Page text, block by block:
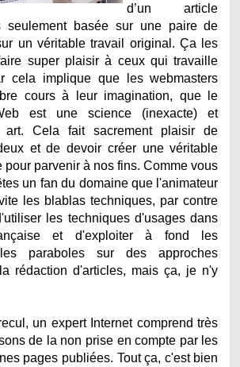
d’un article
seulement basée sur une paire de
un véritable travail original. Ça les
super plaisir à ceux qui travaille
cela implique que les webmasters
cours à leur imagination, que le
est une science (inexacte) et
art. Cela fait sacrement plaisir de
et de devoir créer une véritable
pour parvenir à nos fins. Comme vous
un fan du domaine que l'animateur
les blablas techniques, par contre
les techniques d'usages dans
et d'exploiter à fond les
paraboles sur des approches
rédaction d'articles, mais ça, je n'y
un expert Internet comprend très
de la non prise en compte par les
pages publiées. Tout ça, c'est bien